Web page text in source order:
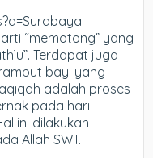
“memotong” yang
Terdapat juga
bayi yang
adalah proses
pada hari
ini dilakukan
Allah SWT.